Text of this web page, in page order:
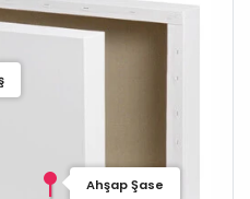
Ahşap Şase